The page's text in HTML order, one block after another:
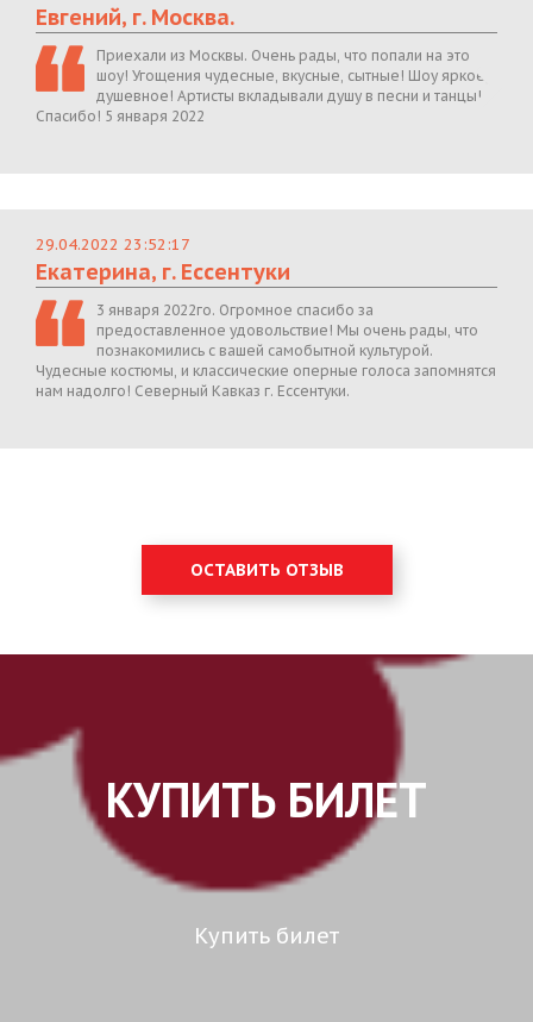
Евгений, г. Москва.
Приехали из Москвы. Очень рады, что попали на это
шоу! Угощения чудесные, вкусные, сытные! Шоу яркое,
душевное! Артисты вкладывали душу в песни и танцы!
Спасибо! 5 января 2022
29.04.2022 23:52:17
Екатерина, г. Ессентуки
3 января 2022го. Огромное спасибо за
предоставленное удовольствие! Мы очень рады, что
познакомились с вашей самобытной культурой.
Чудесные костюмы, и классические оперные голоса запомнятся
нам надолго! Северный Кавказ г. Ессентуки.
ОСТАВИТЬ ОТЗЫВ
КУПИТЬ БИЛЕТ
Купить билет